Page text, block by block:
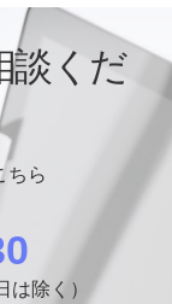
談くだ
ちら
除く）